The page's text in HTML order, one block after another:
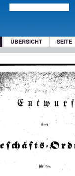
ÜBERSICHT SEITE